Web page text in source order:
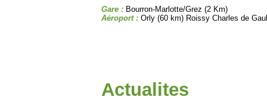
Gare : Bourron-Marlotte/Grez (2 Km)
Aéroport : Orly (60 km) Roissy Charles de
Actualites